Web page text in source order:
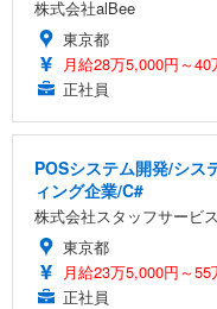
株式会社alBee
東京都
月給28万5,000円～40
正社員
POSシステム開発/シス
ィング企業/C#
株式会社スタッフサービス
東京都
月給23万5,000円～55
正社員